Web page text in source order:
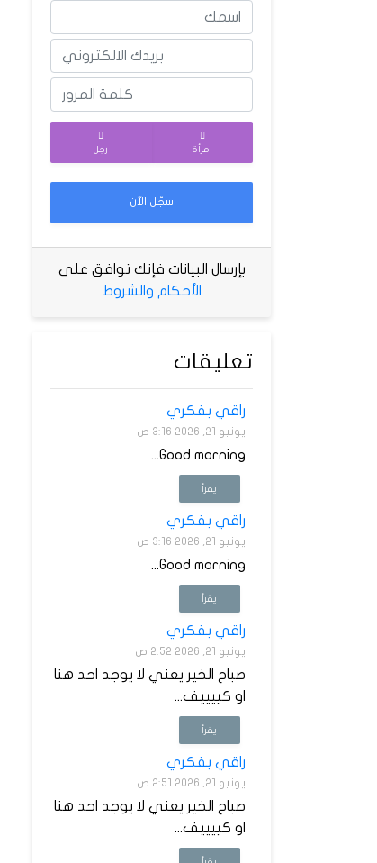
امرأة رجل
سجّل الآن
بإرسال البيانات فإنك توافق على
الأحكام والشروط
تعليقات
راقي بفكري
يونيو 21, 2026 3:16 ص
Good morning...
يقرأ
راقي بفكري
يونيو 21, 2026 3:16 ص
Good morning...
يقرأ
راقي بفكري
يونيو 21, 2026 2:52 ص
صباح الخير يعني لا يوجد احد هنا
او كييييف...
يقرأ
راقي بفكري
يونيو 21, 2026 2:51 ص
صباح الخير يعني لا يوجد احد هنا
او كييييف...